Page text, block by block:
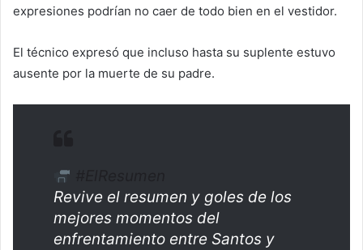
expresiones podrían no caer de todo bien en el vestidor.
El técnico expresó que incluso hasta su suplente estuvo
ausente por la muerte de su padre.
Revive el resumen y goles de los
mejores momentos del
enfrentamiento entre Santos y